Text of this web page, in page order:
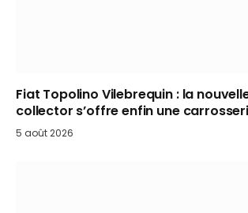
Fiat Topolino Vilebrequin : la
collector s’offre enfin une
5 août 2026